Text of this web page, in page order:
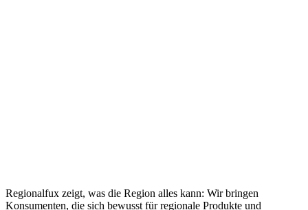
Regionalfux zeigt, was die Region alles kann: Wir bringen
Konsumenten, die sich bewusst für regionale Produkte und